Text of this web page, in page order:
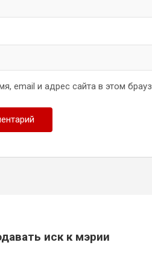
email и адрес сайта в этом
иск к мэрии